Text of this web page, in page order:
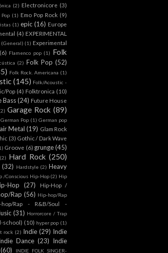
(2) Electronicore (3)
Pop (1) Emo Pop Rock (9)
(1) epic (16) Europe
(4) EXPERIMENTAL
(1) Experimental
(6) Flamenco pop (1) Folk
(2) Folk Pop (52)
Folk Rock. Americana (1)
(145) Folk/Acoustic -
Pop (4) Folktronica (10)
Bass(24) Future House
Garage Rock (89)
German Pop (1) German pop
Metal (19) Glam Rock
(3) Gothic / Dark Wave
Groove (6) grunge (45)
(2) Hard Rock (250)
(32) Hardstyle (2) Heavy
/Conscious Hip-Hop (2) Hip
Hop (27)
Hip-Hop /
Rap (56) Hip-hop/Rap
hop/Rap - R&B/Soul -
(31) Horrorcore / Trap
school) (10) hyper pop (1)
rock (2) Indie (29) Indie
Dance (23) Indie
(60) INDIE FOLK SINGER-